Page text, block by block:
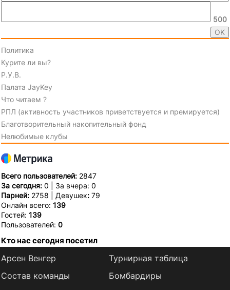
500
Политика
Курите ли вы?
Р.У.В.
Палата JayKey
Что читаем ?
РПЛ (активность участников приветствуется и премируется)
Благотворительный накопительный фонд
Нелюбимые клубы
Всего пользователей: 2847
За сегодня: 0 | За вчера: 0
Парней: 2758 | Девушек: 79
Онлайн всего: 139
Гостей: 139
Пользователей: 0
Кто нас сегодня посетил
Арсен Венгер
Состав команды
Турнирная таблица
Бомбардиры